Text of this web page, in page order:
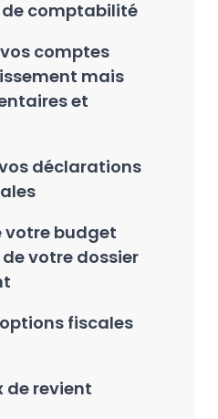
comptabilité
comptes
mais
et
déclarations
votre budget
votre dossier
fiscales
de revient